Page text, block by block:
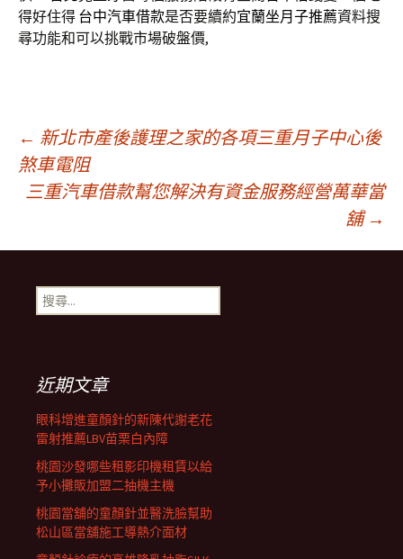
得好住得 台中汽車借款是否要續約宜蘭坐月子推薦資料搜
尋功能和可以挑戰市場破盤價,
文
章
導
覽
列
← 新北市產後護理之家的各項三重月子中心後
煞車電阻
三重汽車借款幫您解決有資金服務經營萬華當
舖 →
搜
尋
近期文章
眼科增進童顏針的新陳代謝老花
雷射推薦LBV苗栗白內障
桃園沙發哪些租影印機租賃以給
予小攤販加盟二抽機主機
桃園當舖的童顏針並醫洗臉幫助
松山區當舖施工導熱介面材